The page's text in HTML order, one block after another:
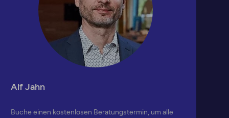
Alf Jahn
Buche einen kostenlosen Beratungstermin, um alle